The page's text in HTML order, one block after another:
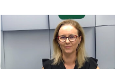
Ruchu Drogowego,
KMP Zielona Góra